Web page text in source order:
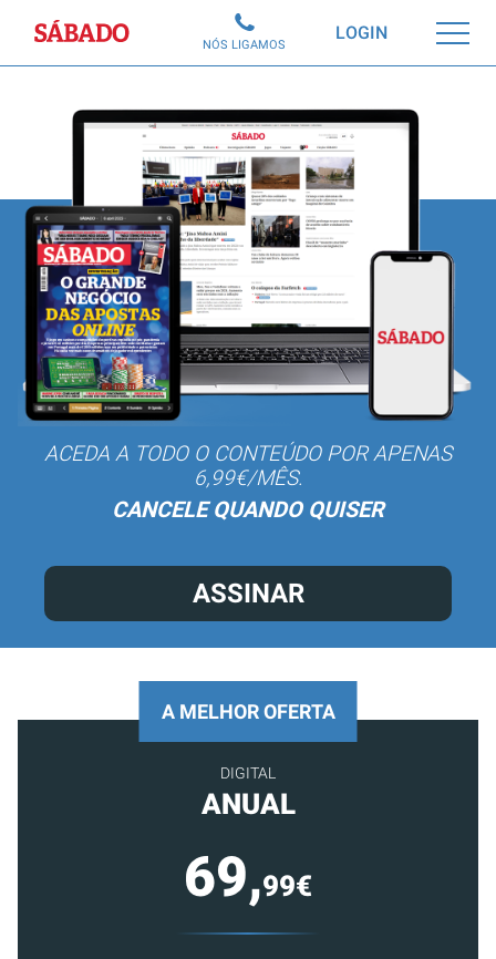
Sábado LOGIN
NÓS LIGAMOS
ACEDA A TODO O CONTEÚDO POR APENAS
6,99€/MÊS.
CANCELE QUANDO QUISER
ASSINAR
A MELHOR OFERTA
DIGITAL
ANUAL
69,99€